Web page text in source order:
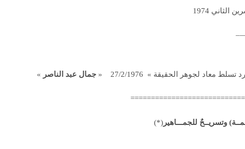
لجوهر الحقيقة » 27/2/1976 «
جمال عبد الناصر »
وتسريــحٌ للجمـــاهير(*)